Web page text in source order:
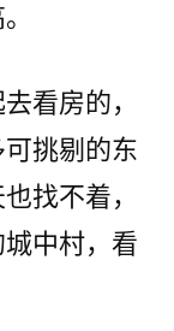
看房的，
挑剔的东
找不着，
中村，看